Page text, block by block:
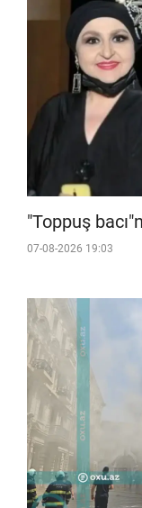
"Toppuş
07-08-2026 19:03